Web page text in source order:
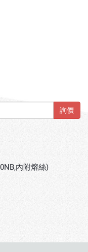
詢價
內附熔絲)